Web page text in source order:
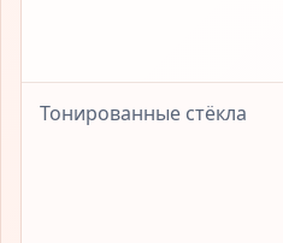
Тонированные стёкла